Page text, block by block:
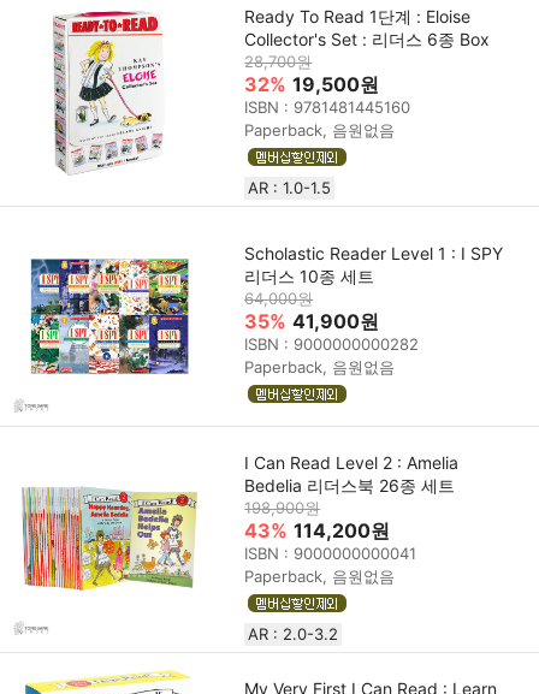
Ready To Read 1단계 : Eloise
Collector's Set : 리더스 6종 Box
28,700원
32% 19,500원
ISBN : 9781481445160
Paperback, 음원없음
AR : 1.0-1.5
Scholastic Reader Level 1 : I SPY
리더스 10종 세트
64,000원
35% 41,900원
ISBN : 9000000000282
Paperback, 음원없음
I Can Read Level 2 : Amelia
Bedelia 리더스북 26종 세트
198,900원
43% 114,200원
ISBN : 9000000000041
Paperback, 음원없음
AR : 2.0-3.2
My Very First I Can Read : Learn